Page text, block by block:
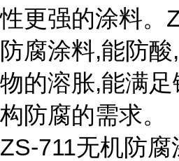
性更强的涂料。
防腐涂料,能防
物的溶胀,能满
构防腐的需求。
ZS-711无机防